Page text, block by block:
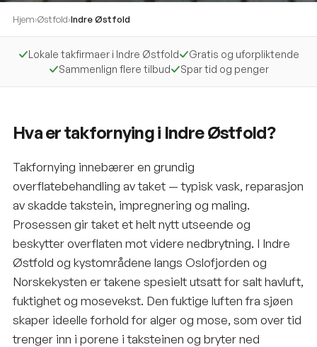
Hjem›Østfold›Indre Østfold
Lokale takfirmaer i Indre Østfold
Gratis og uforpliktende
Sammenlign flere tilbud
Spar tid og penger
Hva er takfornying i Indre Østfold?
Takfornying innebærer en grundig
overflatebehandling av taket — typisk vask, reparasjon
av skadde takstein, impregnering og maling.
Prosessen gir taket et helt nytt utseende og
beskytter overflaten mot videre nedbrytning. I Indre
Østfold og kystområdene langs Oslofjorden og
Norskekysten er takene spesielt utsatt for salt havluft,
fuktighet og mosevekst. Den fuktige luften fra sjøen
skaper ideelle forhold for alger og mose, som over tid
trenger inn i porene i taksteinen og bryter ned